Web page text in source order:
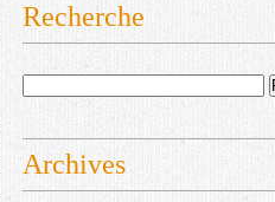
Recherche
Archives